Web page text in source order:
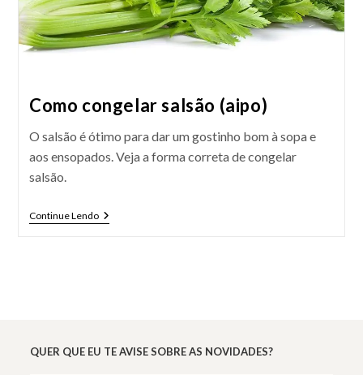
Como congelar salsão (aipo)
O salsão é ótimo para dar um gostinho bom à sopa e
aos ensopados. Veja a forma correta de congelar
salsão.
Continue LendoComo
Congelar
QUER QUE EU TE AVISE SOBRE AS NOVIDADES?